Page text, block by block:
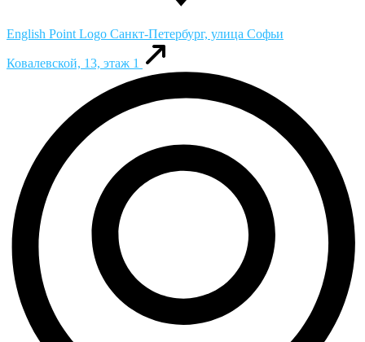
English Point Logo Санкт-Петербург, улица Софьи
Ковалевской, 13, этаж 1